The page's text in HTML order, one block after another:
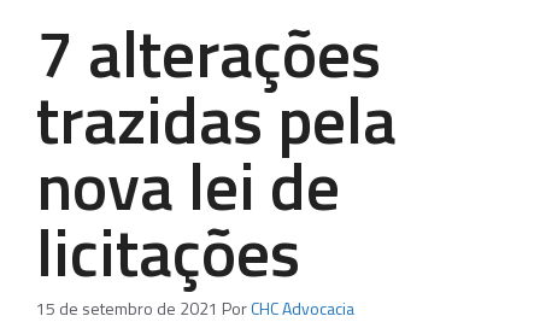
7 alterações
trazidas pela
nova lei de
licitações
15 de setembro de 2021 PorCHC Advocacia